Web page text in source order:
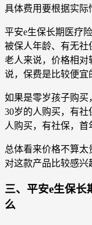
具体费用要根据实际
平安e生保长期医疗
被保人年龄、有无社
老人来说，价格相对
说，保费是比较便宜
如果是零岁孩子购买
30岁的人购买，有社
人购买，有社保，首
总体看来价格不算
对这款产品比较感兴
三、平安e生保长
么